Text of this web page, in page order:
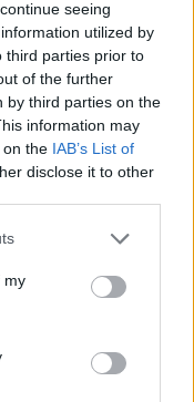
seeing
utilized by
third parties prior to
of the further
by third parties on the
information may
on the IAB’s List of
disclose it to other
my
ΧΑΝΊΩΝ
– Θεατρική
Ανατολικής
στο
ΧΑΝΊΩΝ
Κισάμου” αύριο